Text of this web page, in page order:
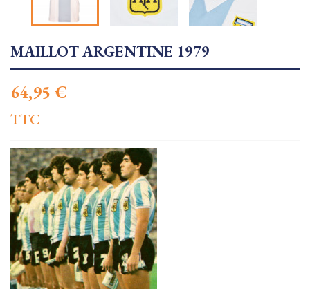
MAILLOT ARGENTINE 1979
64,95 €
TTC